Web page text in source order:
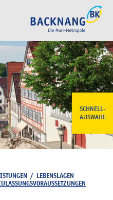
SCHNELL-
AUSWAHL
/ LEBENSLAGEN